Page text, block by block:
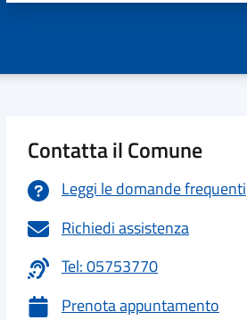
Contatta il Comune
Leggi le domande frequenti
Richiedi assistenza
Tel: 05753770
Prenota appuntamento